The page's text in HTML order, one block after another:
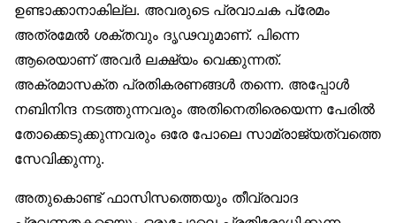
ഉണ്ടാക്കാനാകില്ല. അവരുടെ പ്രവാചക പ്രേമം
അത്രമേല്‍ ശക്തവും ദൃഢവുമാണ്. പിന്നെ
ആരെയാണ് അവര്‍ ലക്ഷ്യം വെക്കുന്നത്.
അക്രമാസക്ത പ്രതികരണങ്ങള്‍ തന്നെ. അപ്പോള്‍
നബിനിന്ദ നടത്തുന്നവരും അതിനെതിരെയെന്ന പേരില്‍
തോക്കെടുക്കുന്നവരും ഒരേ പോലെ സാമ്രാജ്യത്വത്തെ
സേവിക്കുന്നു.
അതുകൊണ്ട് ഫാസിസത്തെയും തീവ്രവാദ